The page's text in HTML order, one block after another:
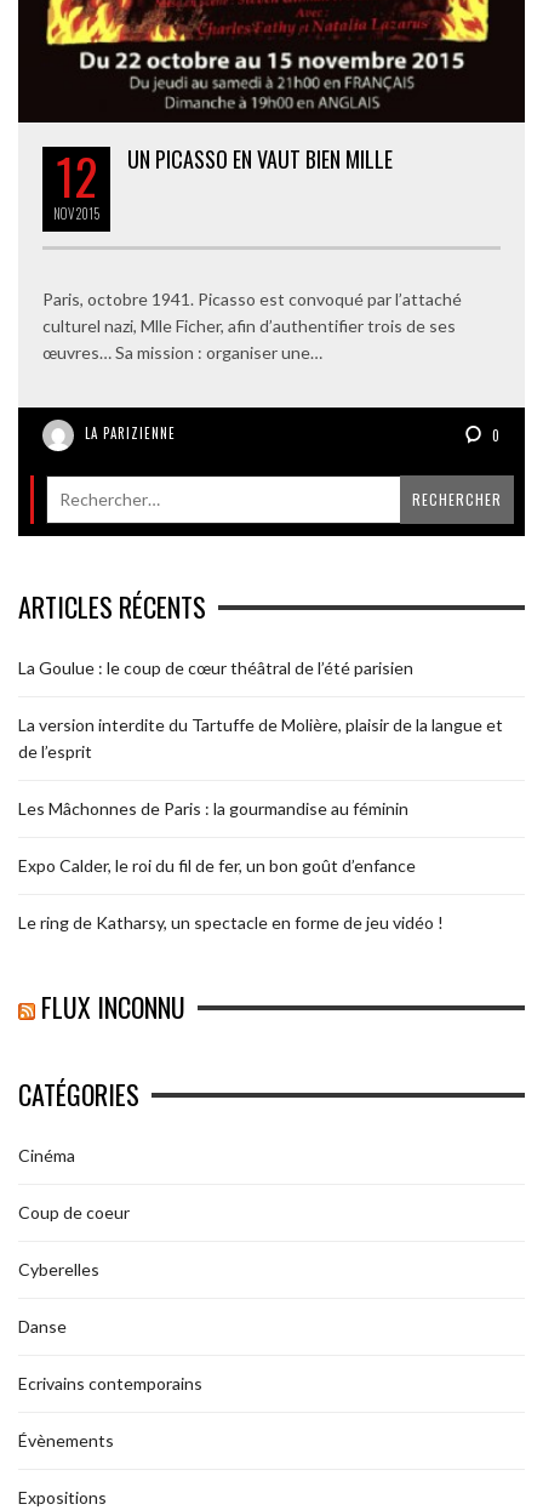
12
NOV2015
UN PICASSO EN VAUT BIEN MILLE
Paris, octobre 1941. Picasso est convoqué par l’attaché
culturel nazi, Mlle Ficher, afin d’authentifier trois de ses
œuvres… Sa mission : organiser une…
LA PARIZIENNE 0
ARTICLES RÉCENTS
La Goulue : le coup de cœur théâtral de l’été parisien
La version interdite du Tartuffe de Molière, plaisir de la langue et
de l’esprit
Les Mâchonnes de Paris : la gourmandise au féminin
Expo Calder, le roi du fil de fer, un bon goût d’enfance
Le ring de Katharsy, un spectacle en forme de jeu vidéo !
FLUX INCONNU
CATÉGORIES
Cinéma
Coup de coeur
Cyberelles
Danse
Ecrivains contemporains
Évènements
Expositions